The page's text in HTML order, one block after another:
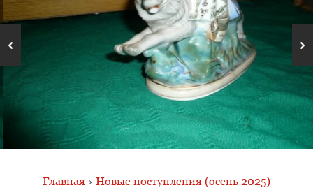
Главная › Новые поступления (осень 2025)